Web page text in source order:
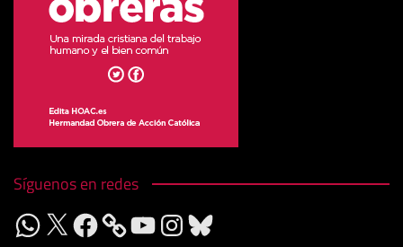
Síguenos en redes
WhatsApp
X Facebook YouTubeInstagram
Bluesky